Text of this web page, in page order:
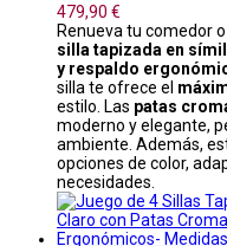
479,90 €
Renueva tu comedor
silla tapizada en
y respaldo
silla te ofrece el
estilo. Las patas
moderno y elegante,
ambiente. Además,
opciones de color,
necesidades.